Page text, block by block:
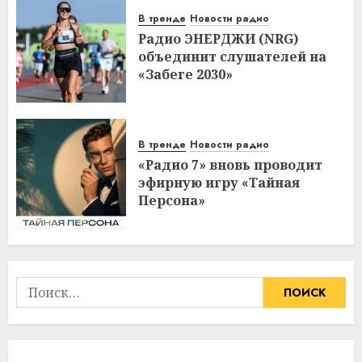
В тренде Новости радио
Радио ЭНЕРДЖИ (NRG)
объединит слушателей на
«Забеге 2030»
В тренде Новости радио
«Радио 7» вновь проводит
эфирную игру «Тайная
Персона»
Найти: